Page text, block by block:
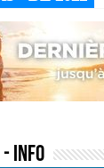
- Info